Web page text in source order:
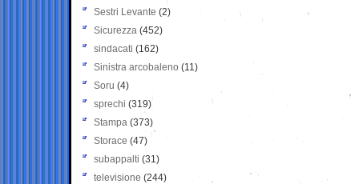
Sestri Levante (2)
Sicurezza (452)
sindacati (162)
Sinistra arcobaleno (11)
Soru (4)
sprechi (319)
Stampa (373)
Storace (47)
subappalti (31)
televisione(244)